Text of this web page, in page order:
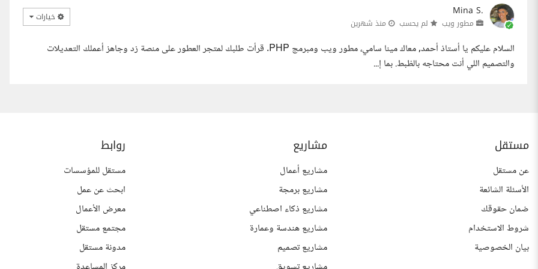
Mina S.
مطور ويب لم يحسب منذ شهرين خيارات
السلام عليكم يا أستاذ أحمد, معاك مينا سامي، مطور ويب ومبرمج PHP. قرأت طلبك لمتجر العطور على منصة زد وجاهز أعملك التعديلات
والتصميم اللي أنت محتاجه بالظبط. بما إ...
مستقل
عن مستقل
الأسئلة الشائعة
ضمان حقوقك
شروط الاستخدام
بيان الخصوصية
مشاريع
مشاريع أعمال
مشاريع برمجة
مشاريع ذكاء اصطناعي
مشاريع هندسة وعمارة
مشاريع تصميم
روابط
مستقل للمؤسسات
ابحث عن عمل
معرض الأعمال
مجتمع مستقل
مدونة مستقل